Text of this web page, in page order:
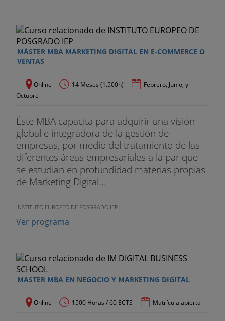
MÁSTER MBA MARKETING DIGITAL EN E-COMMERCE O
VENTAS
Online 14 Meses (1.500h)
Febrero, Junio, y
Octubre
Éste MBA capacita para adquirir una visión
global e integradora de la gestión de
empresas, por medio del tratamiento de las
diferentes áreas empresariales a la par que
se estudian en profundidad materias propias
de Marketing Digital...
INSTITUTO EUROPEO DE POSGRADO IEP
Ver programa
MASTER MBA EN NEGOCIO Y MARKETING DIGITAL
Online 1500 Horas / 60 ECTS Matrícula abierta